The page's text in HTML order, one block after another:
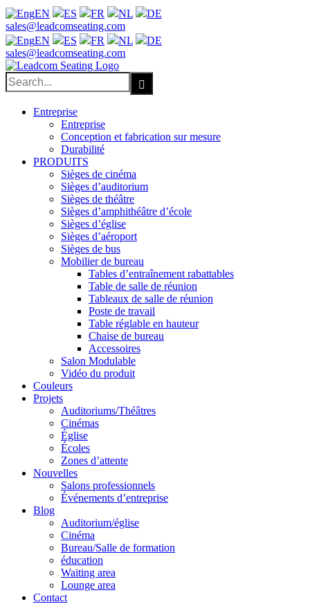
EN ES FR NL
DE
Facebook
X
LinkedIn
YouTube
sales@leadcomseating.com
EN
ES FR NL
DE
sales@leadcomseating.com
Search
for:
Entreprise
Entreprise
Conception et fabrication sur mesure
Durabilité
PRODUITS
Sièges de cinéma
Sièges d’auditorium
Sièges de théâtre
Sièges d’amphithéâtre d’école
Sièges d’église
Sièges d’aéroport
Sièges de bus
Mobilier de bureau
Tables d’entraînement rabattables
Table de salle de réunion
Tableaux de salle de réunion
Poste de travail
Table réglable en hauteur
Chaise de bureau
Accessoires
Salon Modulable
Vidéo du produit
Couleurs
Projets
Auditoriums/Théâtres
Cinémas
Église
Écoles
Zones d’attente
Nouvelles
Salons professionnels
Événements d’entreprise
Blog
Auditorium/église
Cinéma
Bureau/Salle de formation
éducation
Waiting area
Lounge area
Contact